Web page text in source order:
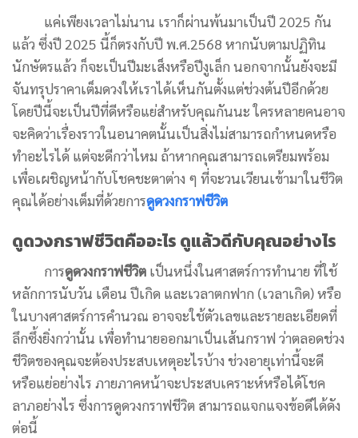
แค่เพียงเวลาไม่นาน เราก็ผ่านพ้นมาเป็นปี 2025 กัน
แล้ว ซึ่งปี 2025 นี้ก็ตรงกับปี พ.ศ.2568 หากนับตามปฏิทิน
นักษัตรแล้ว ก็จะเป็นปีมะเส็งหรือปีงูเล็ก นอกจากนั้นยังจะมี
จันทรุปราคาเต็มดวงให้เราได้เห็นกันตั้งแต่ช่วงต้นปีอีกด้วย
โดยปีนี้จะเป็นปีที่ดีหรือแย่สำหรับคุณกันนะ ใครหลายคนอาจ
จะคิดว่าเรื่องราวในอนาคตนั้นเป็นสิ่งไม่สามารถกำหนดหรือ
ทำอะไรได้ แต่จะดีกว่าไหม ถ้าหากคุณสามารถเตรียมพร้อม
เพื่อเผชิญหน้ากับโชคชะตาต่าง ๆ ที่จะวนเวียนเข้ามาในชีวิต
คุณได้อย่างเต็มที่ด้วยการดูดวงกราฟชีวิต
ดูดวงกราฟชีวิตคืออะไร ดูแล้วดีกับคุณอย่างไร
การดูดวงกราฟชีวิต เป็นหนึ่งในศาสตร์การทำนาย ที่ใช้
หลักการนับวัน เดือน ปีเกิด และเวลาตกฟาก (เวลาเกิด) หรือ
ในบางศาสตร์การคำนวณ อาจจะใช้ตัวเลขและรายละเอียดที่
ลึกซึ้งยิ่งกว่านั้น เพื่อทำนายออกมาเป็นเส้นกราฟ ว่าตลอดช่วง
ชีวิตของคุณจะต้องประสบเหตุอะไรบ้าง ช่วงอายุเท่านี้จะดี
หรือแย่อย่างไร ภายภาคหน้าจะประสบเคราะห์หรือได้โชค
ลาภอย่างไร ซึ่งการดูดวงกราฟชีวิต สามารถแจกแจงข้อดีได้ดัง
ต่อนี้